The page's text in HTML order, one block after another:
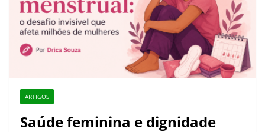
ARTIGOS
Saúde feminina e dignidade